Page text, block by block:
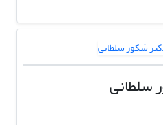
سلطانی